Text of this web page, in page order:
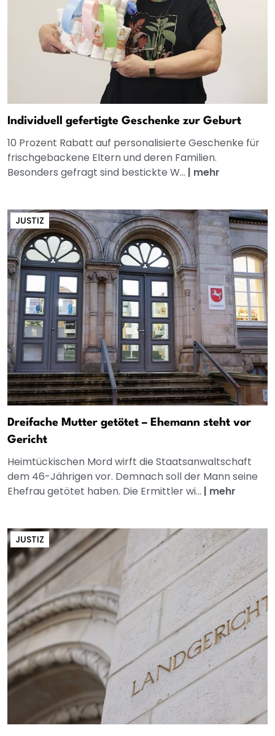
Individuell gefertigte Geschenke zur Geburt
10 Prozent Rabatt auf personalisierte Geschenke für
frischgebackene Eltern und deren Familien.
Besonders gefragt sind bestickte W... | mehr
JUSTIZ
Dreifache Mutter getötet – Ehemann steht vor
Gericht
Heimtückischen Mord wirft die Staatsanwaltschaft
dem 46-Jährigen vor. Demnach soll der Mann seine
Ehefrau getötet haben. Die Ermittler wi... | mehr
JUSTIZ